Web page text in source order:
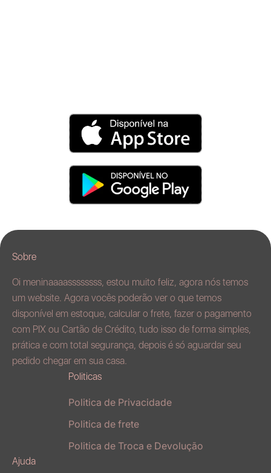
Sobre
Oi meninaaaassssssss, estou muito feliz, agora nós temos
um website. Agora vocês poderão ver o que temos
disponível em estoque, calcular o frete, fazer o pagamento
com PIX ou Cartão de Crédito, tudo isso de forma simples,
prática e com total segurança, depois é só aguardar seu
pedido chegar em sua casa.
Politicas
Politica de Privacidade
Politica de frete
Politica de Troca e Devolução
Ajuda